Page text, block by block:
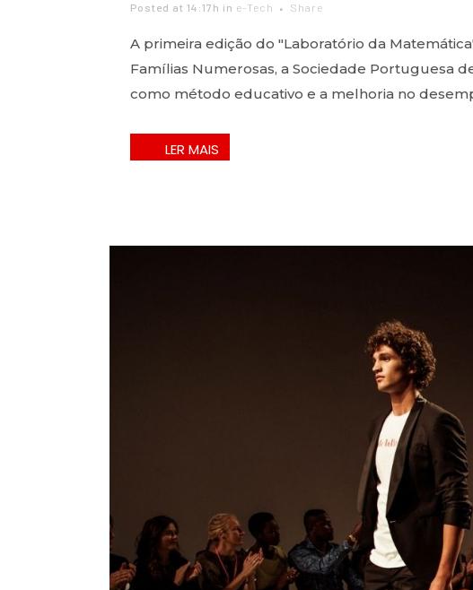
Posted at 14:17h in e-Tech Share
A primeira edição do "Laboratório da
Famílias Numerosas, a Sociedade Portuguesa
como método educativo e a melhoria no